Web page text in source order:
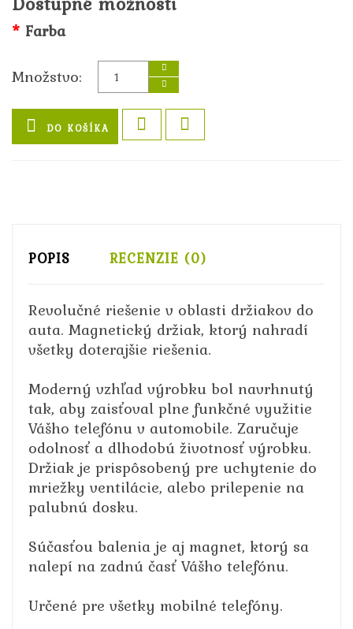
Farba
Množstvo:
DO KOŠÍKA
POPIS RECENZIE (0)
Revolučné riešenie v oblasti držiakov do
auta. Magnetický držiak, ktorý nahradí
všetky doterajšie riešenia.
Moderný vzhľad výrobku bol navrhnutý
tak, aby zaisťoval plne funkčné využitie
Vášho telefónu v automobile. Zaručuje
odolnosť a dlhodobú životnosť výrobku.
Držiak je prispôsobený pre uchytenie do
mriežky ventilácie, alebo prilepenie na
palubnú dosku.
Súčasťou balenia je aj magnet, ktorý sa
nalepí na zadnú časť Vášho telefónu.
Určené pre všetky mobilné telefóny.